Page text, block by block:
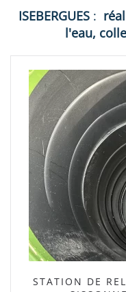
ISEBERGUES :
l'eau,
STATION DE